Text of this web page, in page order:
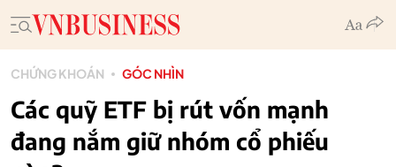
CHỨNG KHOÁN GÓC NHÌN
Các quỹ ETF bị rút vốn mạnh
đang nắm giữ nhóm cổ phiếu